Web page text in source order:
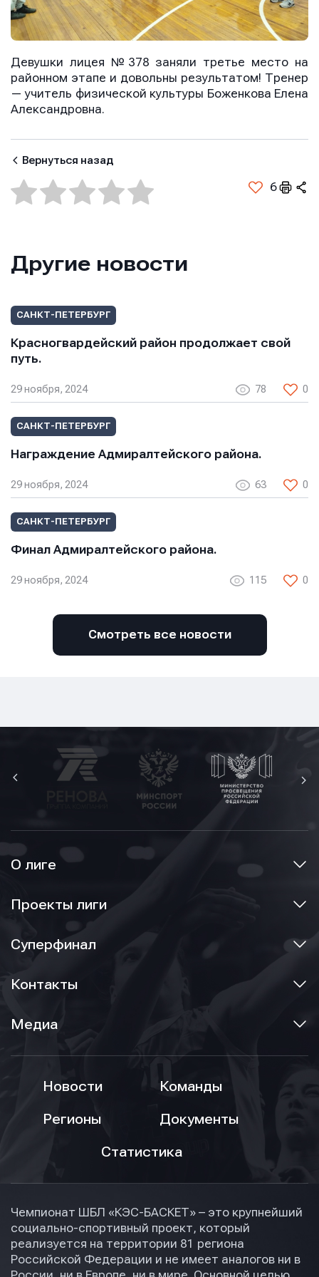
Девушки лицея №378 заняли третье место на
районном этапе и довольны результатом! Тренер
— учитель физической культуры Боженкова Елена
Александровна.
Вернуться назад
6
Другие новости
САНКТ-ПЕТЕРБУРГ
Красногвардейский район продолжает свой
путь.
29 ноября, 2024 78 0
САНКТ-ПЕТЕРБУРГ
Награждение Адмиралтейского района.
29 ноября, 2024 63 0
САНКТ-ПЕТЕРБУРГ
Финал Адмиралтейского района.
29 ноября, 2024 115 0
Смотреть все новости
О лиге
Проекты лиги
Суперфинал
Контакты
Медиа
Новости
Команды
Регионы
Документы
Статистика
Чемпионат ШБЛ «КЭС-БАСКЕТ» – это крупнейший
социально-спортивный проект, который
реализуется на территории 81 региона
Российской Федерации и не имеет аналогов ни в
E-mail
Телефон
Нажимая кнопку “Отправить”, вы соглашаетесь с
условиями обработки персональных данных
E-mail
Телефон
Нажимая кнопку “Отправить”, вы соглашаетесь с
условиями обработки персональных данных
E-mail
Телефон
Сообщение
Нажимая кнопку “Отправить”, вы соглашаетесь с